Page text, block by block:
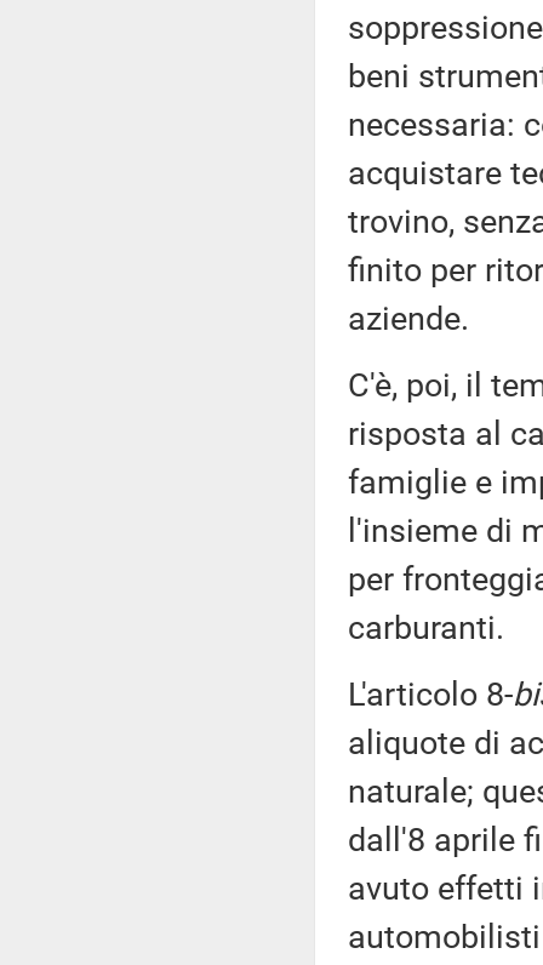
beni
necessaria:
acquistare
trovino,
finito per
aziende.
C'è, poi, il
risposta al
famiglie e
l'insieme di
per
carburanti.
L'articolo 8-
aliquote di
naturale;
dall'8 aprile
avuto effetti